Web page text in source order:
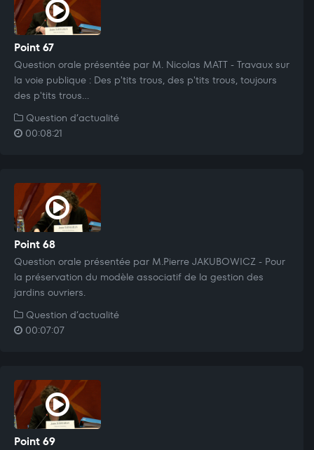
Point 67
Question orale présentée par M. Nicolas MATT - Travaux sur
la voie publique : Des p'tits trous, des p'tits trous, toujours
des p'tits trous...
Question d’actualité
00:08:21
Point 68
Question orale présentée par M.Pierre JAKUBOWICZ - Pour
la préservation du modèle associatif de la gestion des
jardins ouvriers.
Question d’actualité
00:07:07
Point 69